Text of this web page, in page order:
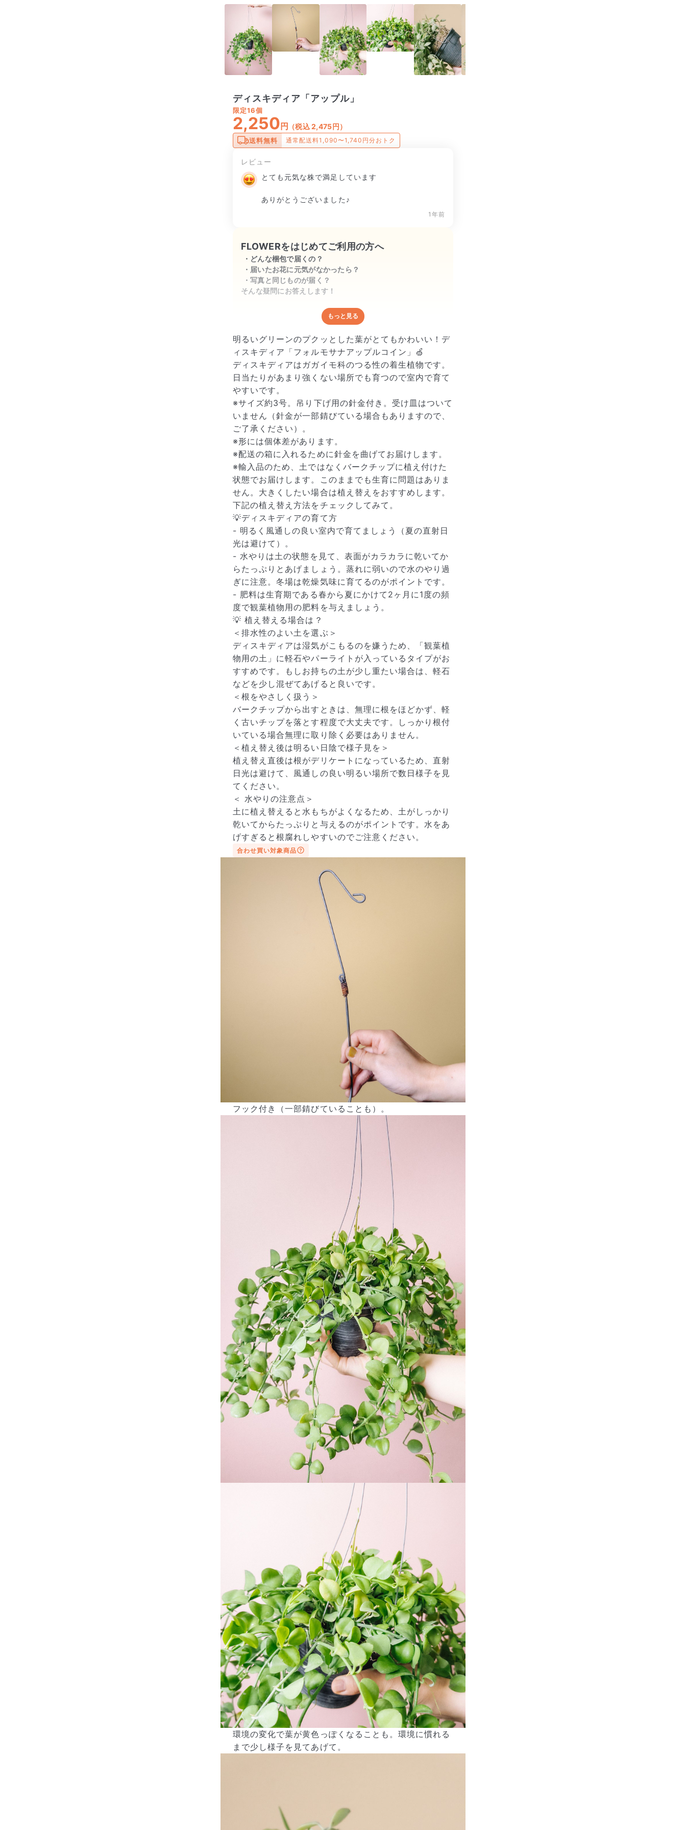
ディスキディア「アップル」
限定16個
2,250円 （税込 2,475円）
送料無料 通常配送料1,090〜1,740円分おトク
レビュー
とても元気な株で満足しています
ありがとうございました♪
1年前
FLOWERをはじめてご利用の方へ
どんな梱包で届くの？
届いたお花に元気がなかったら？
写真と同じものが届く？
そんな疑問にお答えします！
どんな梱包で届くの？
出荷前に水揚げ（花が水を吸いやすくなる処理）を施し、専用
ボックスに丁寧に梱包してお届けしています。きゅっとまとめ
られて一見窮屈そうに見えますが、輸送中の衝撃による折れや
擦れを軽減する効果があります。
届いたお花に元気がなかったら？
もし届いたお花に「枯れている」「折れている」などの不備が
あった場合は、些細なことでもお気軽にサポートまでご連絡く
ださい。ご返金にて補償いたします。
写真と同じものが届く？
商品ページに掲載している写真は、実際にお届けする商品を撮
影したものです。お花は生き物なので、どうしても色味やサイ
ズ・咲き方に個体差はありますが、できるだけ写真のイメージ
に近いものをお届けできるように人の目でチェックをしていま
Q. 毎月自動でお花が届くサービスですか？
いいえ、毎月自動でお届けするサービスではありません。好きな時
に好きな花をご注文いただけます。
Q. 配送できないエリアはありますか？
ただいま沖縄・離島エリアへの配送には対応しておりません。ご了
Q. 配送日時は指定できますか？
お花をベストなタイミングで発送しているため、お届け日の指定は
できません。受け取り時間帯は、発送後にクロネコヤマトのアプリ
Q. 注文後にキャンセルできますか？
ご注文後一定時間内であればキャンセル可能です。
もっと見る
明るいグリーンのプクッとした葉がとてもかわいい！デ
ィスキディア「フォルモサナアップルコイン」🍏
ディスキディアはガガイモ科のつる性の着生植物です。
日当たりがあまり強くない場所でも育つので室内で育て
やすいです。
※サイズ約3号。吊り下げ用の針金付き。受け皿はついて
いません（針金が一部錆びている場合もありますので、
ご了承ください）。
※形には個体差があります。
※配送の箱に入れるために針金を曲げてお届けします。
※輸入品のため、土ではなくバークチップに植え付けた
状態でお届けします。このままでも生育に問題はありま
せん。大きくしたい場合は植え替えをおすすめします。
下記の植え替え方法をチェックしてみて。
💡ディスキディアの育て方
- 明るく風通しの良い室内で育てましょう（夏の直射日
光は避けて）。
- 水やりは土の状態を見て、表面がカラカラに乾いてか
らたっぷりとあげましょう。蒸れに弱いので水のやり過
ぎに注意。冬場は乾燥気味に育てるのがポイントです。
- 肥料は生育期である春から夏にかけて2ヶ月に1度の頻
度で観葉植物用の肥料を与えましょう。
💡 植え替える場合は？
＜排水性のよい土を選ぶ＞
ディスキディアは湿気がこもるのを嫌うため、「観葉植
物用の土」に軽石やパーライトが入っているタイプがお
すすめです。もしお持ちの土が少し重たい場合は、軽石
などを少し混ぜてあげると良いです。
＜根をやさしく扱う＞
バークチップから出すときは、無理に根をほどかず、軽
く古いチップを落とす程度で大丈夫です。しっかり根付
いている場合無理に取り除く必要はありません。
＜植え替え後は明るい日陰で様子見を＞
植え替え直後は根がデリケートになっているため、直射
日光は避けて、風通しの良い明るい場所で数日様子を見
てください。
＜ 水やりの注意点＞
土に植え替えると水もちがよくなるため、土がしっかり
乾いてからたっぷりと与えるのがポイントです。水をあ
げすぎると根腐れしやすいのでご注意ください。
合わせ買い対象商品
フック付き（一部錆びていることも）。
環境の変化で葉が黄色っぽくなることも。環境に慣れる
まで少し様子を見てあげて。